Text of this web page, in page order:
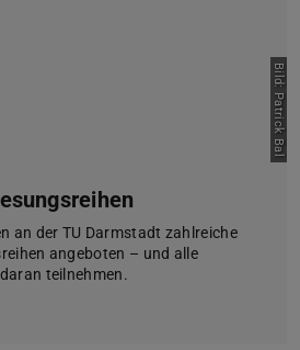
Bild: Patrick Bal
an der TU Darmstadt zahlreiche
angeboten – und alle
teilnehmen.